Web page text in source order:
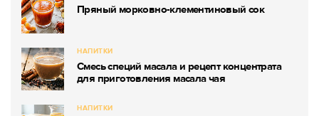
Пряный морковно-клементиновый сок
НАПИТКИ
Смесь специй масала и рецепт концентрата
для приготовления масала чая
НАПИТКИ